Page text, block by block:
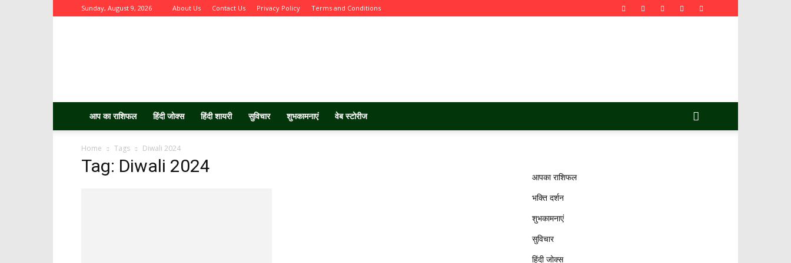
Sunday, August 9, 2026 About Us Contact Us Privacy Policy Terms and Conditions
आप का राशिफल हिंदी जोक्स हिंदी शायरी सुविचार शुभकामनाएं वेब स्टोरीज
Home Tags Diwali 2024
Tag: Diwali 2024
आपका राशिफल
भक्ति दर्शन
शुभकामनाएं
सुविचार
हिंदी जोक्स